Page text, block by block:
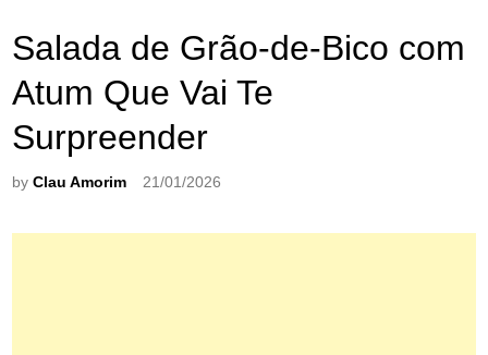
Salada de Grão-de-Bico com
Atum Que Vai Te
Surpreender
byClau Amorim 21/01/2026